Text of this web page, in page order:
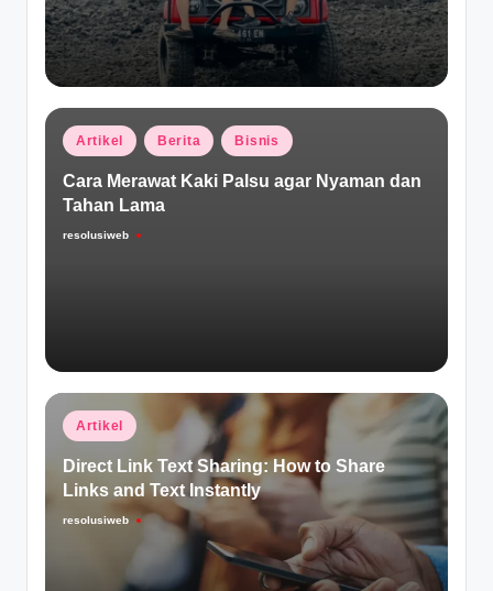
Posted
Artikel Berita Bisnis
Cara Merawat Kaki Palsu agar Nyaman dan
Tahan Lama
Posted
resolusiweb
Posted
Artikel
Direct Link Text Sharing: How to Share
Links and Text Instantly
Posted
resolusiweb